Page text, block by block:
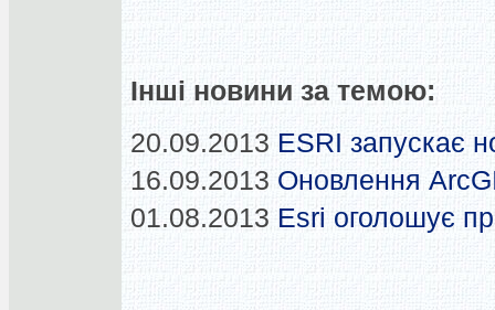
Інші новини за темою:
20.09.2013 ESRI запускає
16.09.2013 Оновлення
01.08.2013 Esri оголошує